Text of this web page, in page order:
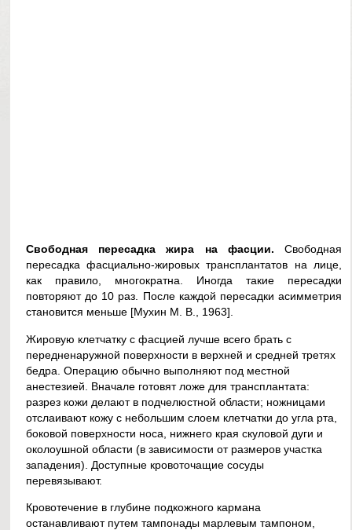
Свободная пересадка жира на фасции. Свободная
пересадка фасциально-жировых трансплантатов на лице,
как правило, многократна. Иногда такие пересадки
повторяют до 10 раз. После каждой пересадки асимметрия
становится меньше [Мухин М. В., 1963].
Жировую клетчатку с фасцией лучше всего брать с
передненаружной поверхности в верхней и средней третях
бедра. Операцию обычно выполняют под местной
анестезией. Вначале готовят ложе для трансплантата:
разрез кожи делают в подчелюстной области; ножницами
отслаивают кожу с небольшим слоем клетчатки до угла рта,
боковой поверхности носа, нижнего края скуловой дуги и
околоушной области (в зависимости от размеров участка
западения). Доступные кровоточащие сосуды
перевязывают.
Кровотечение в глубине подкожного кармана
останавливают путем тампонады марлевым тампоном,